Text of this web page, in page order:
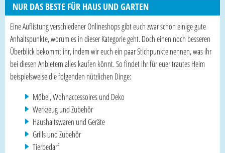
NUR DAS BESTE FÜR HAUS UND GARTEN
Eine Auflistung verschiedener Onlineshops gibt euch zwar schon einige gute
Anhaltspunkte, worum es in dieser Kategorie geht. Doch einen noch besseren
Überblick bekommt ihr, indem wir euch ein paar Stichpunkte nennen, was ihr
bei diesen Anbietern alles kaufen könnt. So findet ihr für euer trautes Heim
beispielsweise die folgenden nützlichen Dinge:
Möbel, Wohnaccessoires und Deko
Werkzeug und Zubehör
Haushaltswaren und Geräte
Grills und Zubehör
Tierbedarf